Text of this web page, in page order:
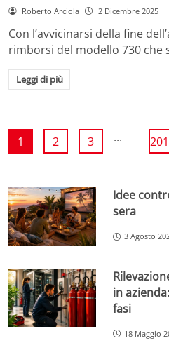
Roberto Arciola 2 Dicembre 2025
Con l’avvicinarsi della fine
rimborsi del modello 730 che
Leggi di più
1 2 3 ...
Idee
sera
3 Agosto
in
fasi
18 Maggio